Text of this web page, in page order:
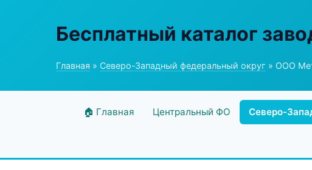
Бесплатный каталог
Главная » Северо-Западный федеральный округ » ООО
🏠 Главная Центральный ФО Северо-